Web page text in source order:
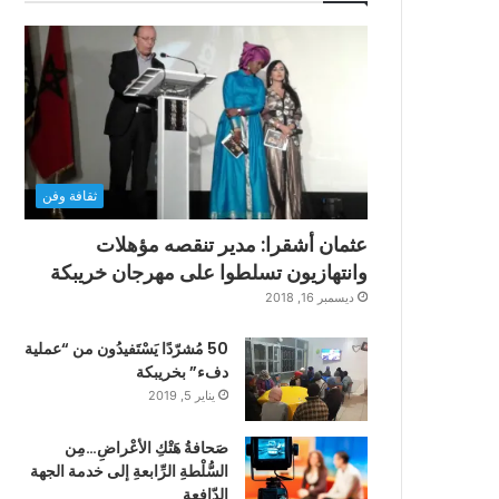
ثقافة وفن
عثمان أشقرا: مدير تنقصه مؤهلات
وانتهازيون تسلطوا على مهرجان خريبكة
ديسمبر 16, 2018
50 مُشرّدًا يَسْتَفيدُون من “عملية
دفء” بخريبكة
يناير 5, 2019
صَحافةُ هَتْكِ الأعْراضِ…مِن
السُّلْطةِ الرِّابعةِ إلى خدمة الجهة
الدّافعةِ